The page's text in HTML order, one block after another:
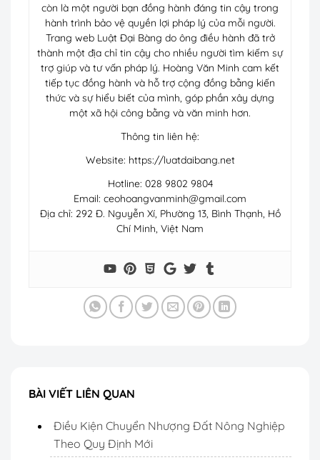
còn là một người bạn đồng hành đáng tin cậy trong
hành trình bảo vệ quyền lợi pháp lý của mỗi người.
Trang web Luật Đại Bàng do ông điều hành đã trở
thành một địa chỉ tin cậy cho nhiều người tìm kiếm sự
trợ giúp và tư vấn pháp lý. Hoàng Văn Minh cam kết
tiếp tục đồng hành và hỗ trợ cộng đồng bằng kiến
thức và sự hiểu biết của mình, góp phần xây dựng
một xã hội công bằng và văn minh hơn.
Thông tin liên hệ:
Website: https://luatdaibang.net
Hotline: 028 9802 9804
Email: ceohoangvanminh@gmail.com
Địa chỉ: 292 Đ. Nguyễn Xí, Phường 13, Bình Thạnh, Hồ
Chí Minh, Việt Nam
BÀI VIẾT LIÊN QUAN
Điều Kiện Chuyển Nhượng Đất Nông Nghiệp
Theo Quy Định Mới